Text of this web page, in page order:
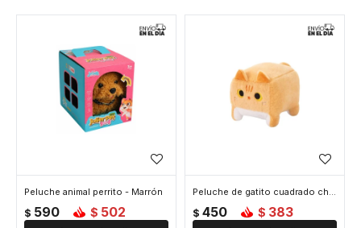
Peluche animal perrito - Marrón
$ 590 $ 502
Peluche de gatito cuadrado chico - Marron
$ 450 $ 383